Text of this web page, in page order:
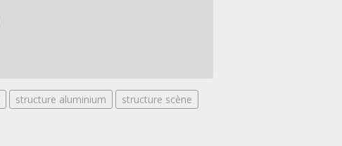
structure aluminium structure scène